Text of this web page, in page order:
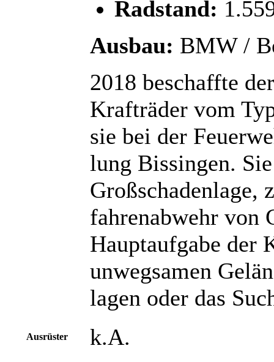
Radstand:
Ausbau: BMW /
2018 beschaffte
Krafträder vom
sie bei der
lung Bis­sin­gen.
Groß­scha­den­la­ge,
fah­ren­ab­wehr von
Haupt­auf­ga­be der
un­weg­sa­men
la­gen oder das
Ausrüster k.A.